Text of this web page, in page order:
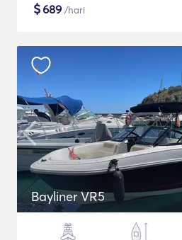
$689 /hari
Bayliner VR5